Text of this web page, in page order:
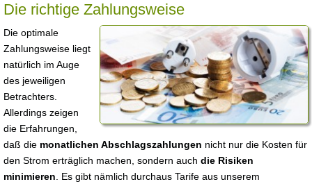
Die richtige Zahlungsweise
Die optimale
Zahlungsweise liegt
natürlich im Auge
des jeweiligen
Betrachters.
Allerdings zeigen
die Erfahrungen,
daß die monatlichen Abschlagszahlungen nicht nur die Kosten für
den Strom erträglich machen, sondern auch die Risiken
minimieren . Es gibt nämlich durchaus Tarife aus unserem